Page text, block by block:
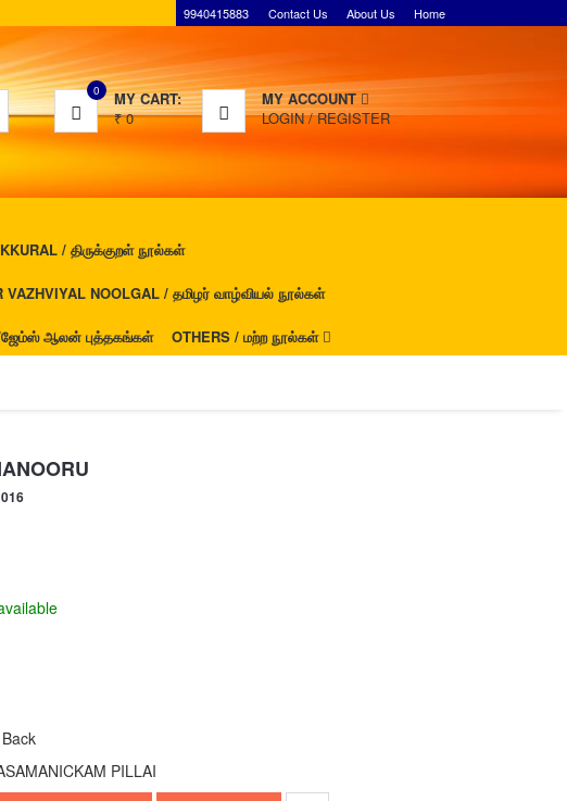
9940415883 Contact Us About Us Home
0
MY CART:
₹0
MY ACCOUNT
LOGIN/REGISTER
/ திருக்குறள் நூல்கள்
VAZHVIYAL NOOLGAL / தமிழர் வாழ்வியல் நூல்கள்
ஜேம்ஸ் ஆலன் புத்தகங்கள் OTHERS / மற்ற நூல்கள்
PILLAI